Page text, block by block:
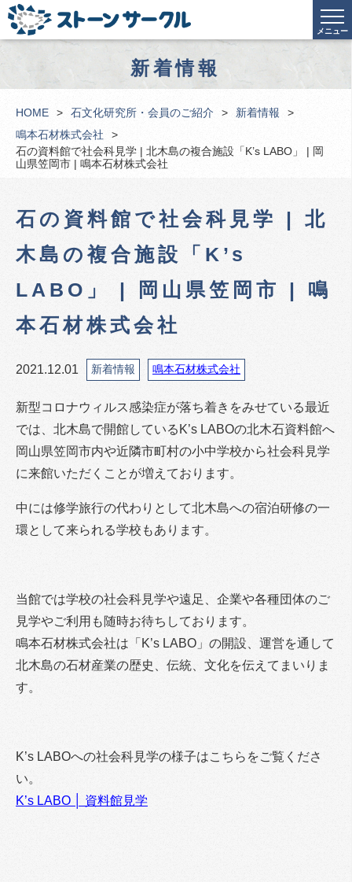
メニュー
新着情報
HOME 石文化研究所・会員のご紹介
新着情報
鳴本石材株式会社
石の資料館で社会科見学 | 北木島の複合施設「K’s LABO」 | 岡
山県笠岡市 | 鳴本石材株式会社
石の資料館で社会科見学 | 北
木島の複合施設「K’s
LABO」 | 岡山県笠岡市 | 鳴
本石材株式会社
2021.12.01 新着情報 鳴本石材株式会社
新型コロナウィルス感染症が落ち着きをみせている最近
では、北木島で開館しているK’s LABOの北木石資料館へ
岡山県笠岡市内や近隣市町村の小中学校から社会科見学
に来館いただくことが増えております。
中には修学旅行の代わりとして北木島への宿泊研修の一
環として来られる学校もあります。
当館では学校の社会科見学や遠足、企業や各種団体のご
見学やご利用も随時お待ちしております。
鳴本石材株式会社は「K’s LABO」の開設、運営を通して
北木島の石材産業の歴史、伝統、文化を伝えてまいりま
す。
K’s LABOへの社会科見学の様子はこちらをご覧くださ
い。
K’s LABO │ 資料館見学